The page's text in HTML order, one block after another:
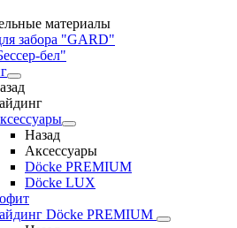
материалы
забора "GARD"
бел"
Назад
Аксессуары
Döcke PREMIUM
Döcke LUX
Döcke PREMIUM